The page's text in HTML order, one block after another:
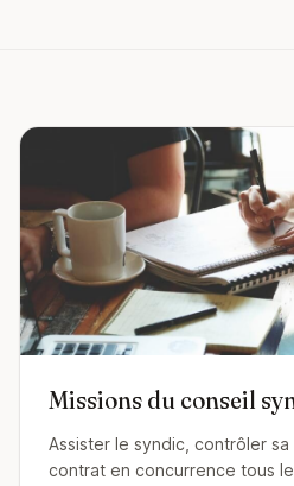
Missions du conseil
Assister le syndic, contrôler
contrat en concurrence tous